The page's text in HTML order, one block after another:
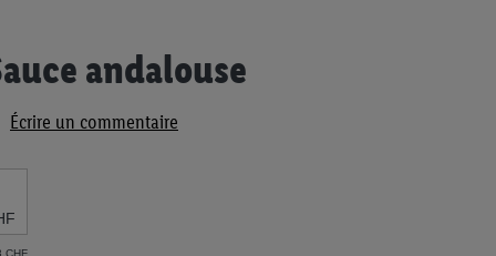
andalouse
Écrire un commentaire
CHF